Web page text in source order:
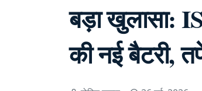
बड़ा खुलासा:
की नई बैटरी,